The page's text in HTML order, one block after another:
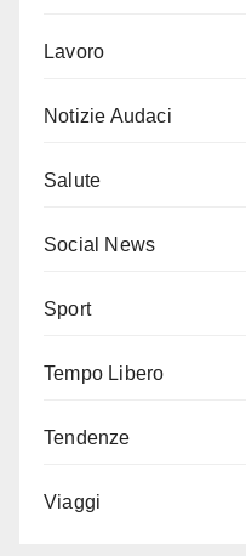
Lavoro
Notizie Audaci
Salute
Social News
Sport
Tempo Libero
Tendenze
Viaggi